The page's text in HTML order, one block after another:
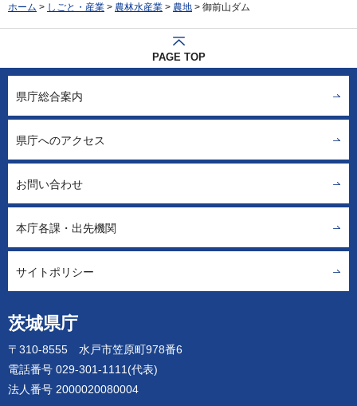
ホーム > しごと・産業 > 農林水産業 > 農地 > 御前山ダム
PAGE TOP
茨城県庁
〒310-8555 水戸市笠原町978番6
電話番号 029-301-1111(代表)
法人番号 2000020080004
県庁総合案内
県庁へのアクセス
お問い合わせ
本庁各課・出先機関
サイトポリシー